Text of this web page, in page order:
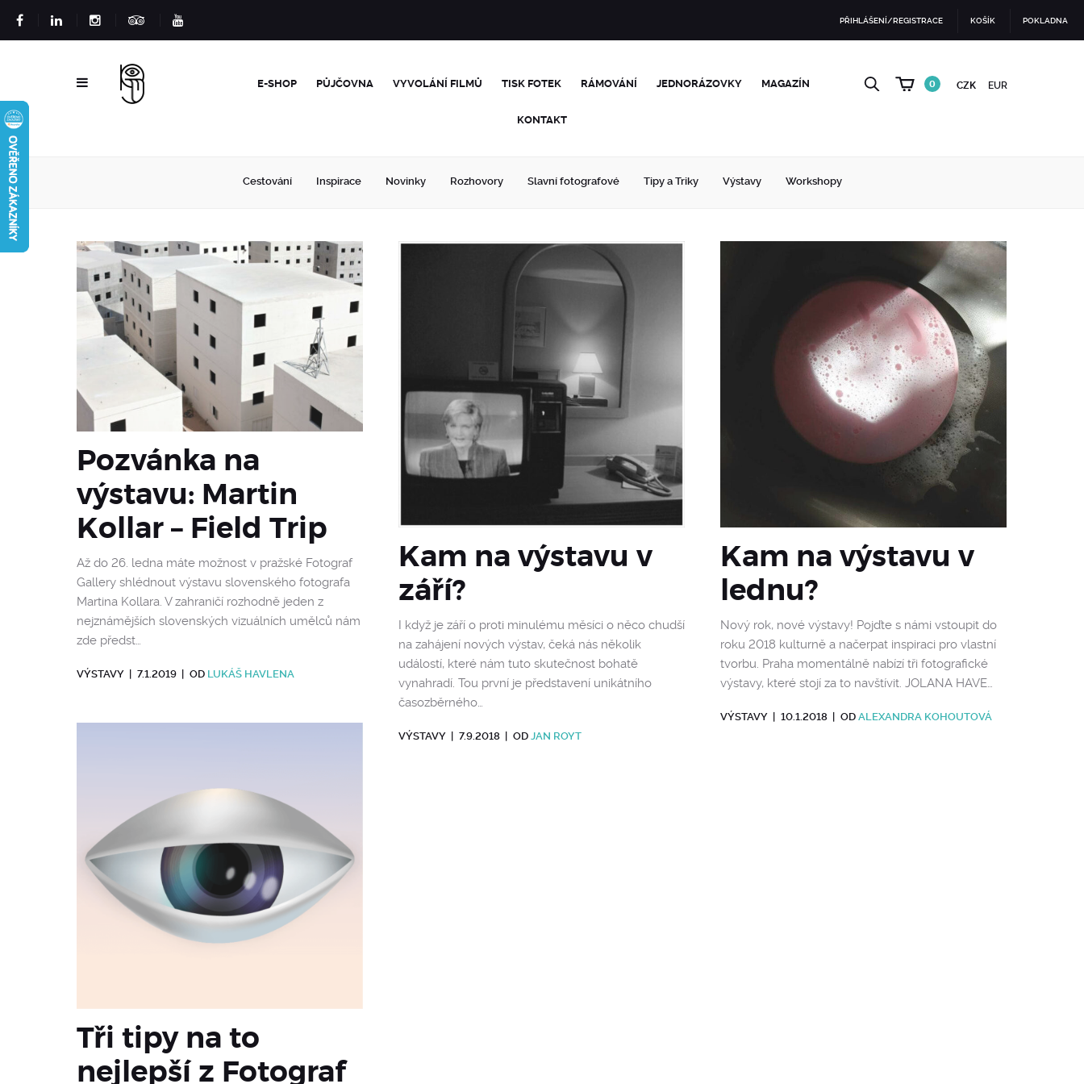
PŘIHLÁŠENÍ/REGISTRACE KOŠÍK POKLADNA
E-SHOP PŮJČOVNA VYVOLÁNÍ FILMŮ TISK FOTEK RÁMOVÁNÍ JEDNORÁZOVKY MAGAZÍN
KONTAKT
0 CZK EUR
Cestování Inspirace Novinky Rozhovory Slavní fotografové Tipy a Triky Výstavy Workshopy
Pozvánka na
výstavu: Martin
Kollar – Field Trip
Až do 26. ledna máte možnost v pražské Fotograf
Gallery shlédnout výstavu slovenského fotografa
Martina Kollara. V zahraničí rozhodně jeden z
nejznámějších slovenských vizuálních umělců nám
zde předst…
VÝSTAVY 7.1.2019 OD LUKÁŠ HAVLENA
Kam na výstavu v
září?
I když je září o proti minulému měsíci o něco chudší
na zahájení nových výstav, čeká nás několik
událostí, které nám tuto skutečnost bohatě
vynahradí. Tou první je představení unikátního
časozběrného…
VÝSTAVY 7.9.2018 OD JAN ROYT
Kam na výstavu v
lednu?
Nový rok, nové výstavy! Pojďte s námi vstoupit do
roku 2018 kulturně a načerpat inspiraci pro vlastní
tvorbu. Praha momentálně nabízí tři fotografické
výstavy, které stojí za to navštívit. JOLANA HAVE…
VÝSTAVY 10.1.2018 OD ALEXANDRA KOHOUTOVÁ
Tři tipy na to
nejlepší z Fotograf